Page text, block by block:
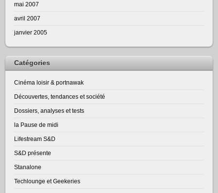
mai 2007
avril 2007
janvier 2005
Catégories
Cinéma loisir & portnawak
Découvertes, tendances et société
Dossiers, analyses et tests
la Pause de midi
Lifestream S&D
S&D présente
Stanalone
Techlounge et Geekeries